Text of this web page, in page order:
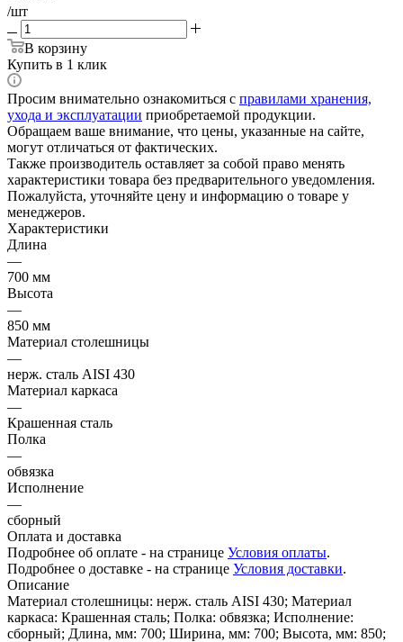
/шт
В корзину
Купить в 1 клик
Просим внимательно ознакомиться с правилами хранения,
ухода и эксплуатации приобретаемой продукции.
Обращаем ваше внимание, что цены, указанные на сайте,
могут отличаться от фактических.
Также производитель оставляет за собой право менять
характеристики товара без предварительного уведомления.
Пожалуйста, уточняйте цену и информацию о товаре у
менеджеров.
Характеристики
Длина
—
700 мм
Высота
—
850 мм
Материал столешницы
—
нерж. сталь AISI 430
Материал каркаса
—
Крашенная сталь
Полка
—
обвязка
Исполнение
—
сборный
Оплата и доставка
Подробнее об оплате - на странице Условия оплаты.
Подробнее о доставке - на странице Условия доставки.
Описание
Материал столешницы: нерж. сталь AISI 430; Материал
каркаса: Крашенная сталь; Полка: обвязка; Исполнение:
сборный; Длина, мм: 700; Ширина, мм: 700; Высота, мм: 850;